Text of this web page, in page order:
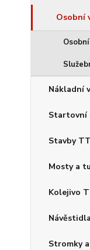
Osobní
Nákladní
Startovní
Stavby
Mosty a
Kolejivo
Stromky